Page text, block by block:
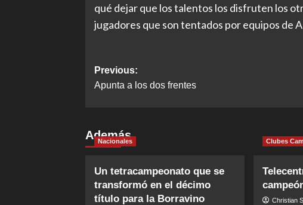
qué dejar que los talentos los disfruten los
jugadores que son tentados por equipos de
Post
navigation
Previous:
Apunta a los dos frentes
Además
Nacionales
Un tetracampeonato que se
transformó en el décimo
título para la Borravino
Clubes
Christian